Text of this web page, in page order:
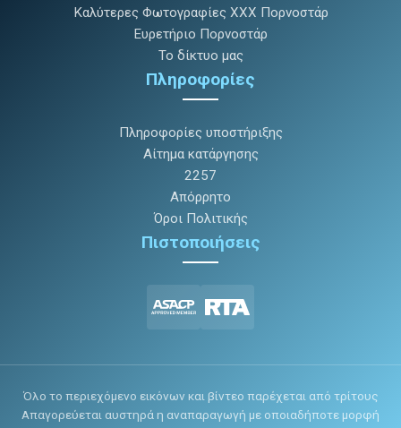
Καλύτερες Φωτογραφίες XXX Πορνοστάρ
Ευρετήριο Πορνοστάρ
Το δίκτυο μας
Πληροφορίες
Πληροφορίες υποστήριξης
Αίτημα κατάργησης
2257
Απόρρητο
Όροι Πολιτικής
Πιστοποιήσεις
Όλο το περιεχόμενο εικόνων και βίντεο παρέχεται από τρίτους
Απαγορεύεται αυστηρά η αναπαραγωγή με οποιαδήποτε μορφή